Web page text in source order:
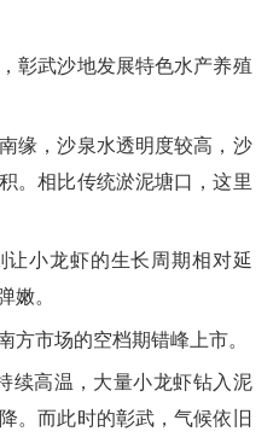
武沙地发展特色水产养殖
，沙泉水透明度较高，沙
。相比传统淤泥塘口，这里
小龙虾的生长周期相对延
嫩。
市场的空档期错峰上市。
高温，大量小龙虾钻入泥
。而此时的彰武，气候依旧